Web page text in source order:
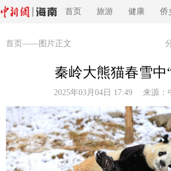
首页 旅游 健康 侨
首页 ——图片正文
秦岭大熊猫春雪中
2025年03月04日 17:49 来源：